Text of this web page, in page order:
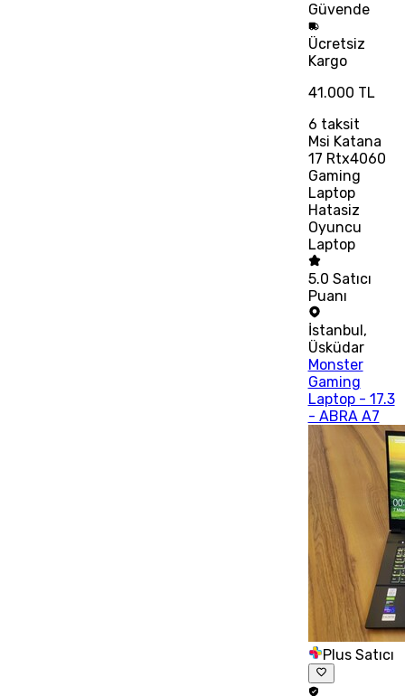
Güvende
Ücretsiz
Kargo
41.000 TL
6 taksit
Msi Katana
17 Rtx4060
Gaming
Laptop
Hatasiz
Oyuncu
Laptop
5.0 Satıcı
Puanı
İstanbul,
Üsküdar
Monster
Gaming
Laptop - 17.3
- ABRA A7
Plus Satıcı